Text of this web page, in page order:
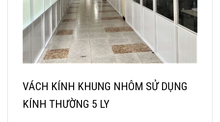
VÁCH KÍNH KHUNG NHÔM SỬ DỤNG
KÍNH THƯỜNG 5 LY